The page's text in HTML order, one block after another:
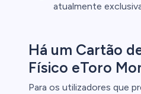
atualmente
Há um Cartão
Físico eToro
Para os utilizadores que